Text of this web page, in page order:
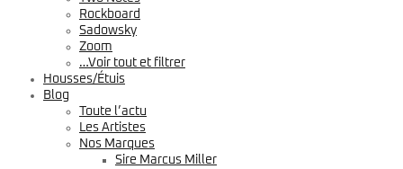
Rockboard
Sadowsky
Zoom
…Voir tout et filtrer
Housses/Étuis
Blog
Toute l’actu
Les Artistes
Nos Marques
Sire Marcus Miller